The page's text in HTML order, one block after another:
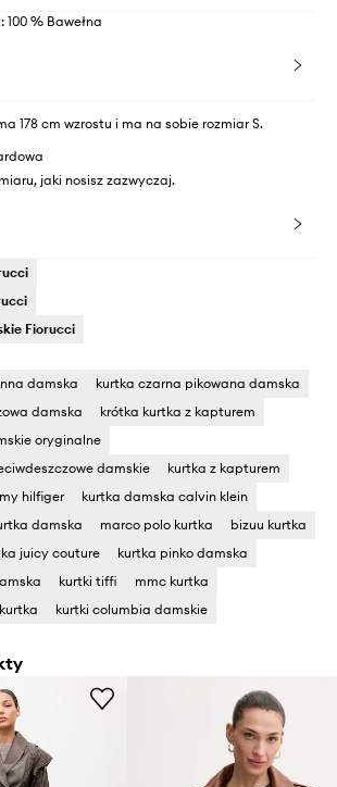
% Bawełna
178 cm wzrostu i ma na sobie rozmiar S.
jaki nosisz zazwyczaj.
Fiorucci
damska
kurtka czarna pikowana damska
damska
krótka kurtka z kapturem
oryginalne
damskie
kurtka z kapturem
hilfiger
kurtka damska calvin klein
damska
marco polo kurtka
bizuu kurtka
juicy couture
kurtka pinko damska
kurtki tiffi
mmc kurtka
kurtki columbia damskie